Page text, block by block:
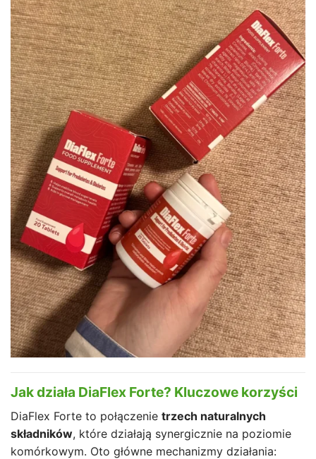
Jak działa DiaFlex Forte? Kluczowe korzyści
DiaFlex Forte to połączenie trzech naturalnych
składników, które działają synergicznie na poziomie
komórkowym. Oto główne mechanizmy działania: